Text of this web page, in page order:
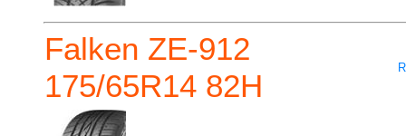
Falken ZE-912
175/65R14 82H